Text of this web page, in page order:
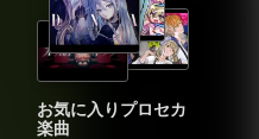
お気に入りプロセカ
楽曲